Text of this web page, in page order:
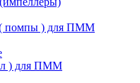
помпы ) для ПММ
) для ПММ